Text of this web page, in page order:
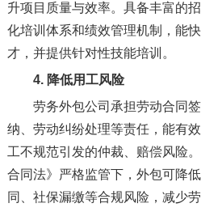
升项目质量与效率。具备丰富的
化培训体系和绩效管理机制，能
才，并提供针对性技能培训。
4. 降低用工风险
劳务外包公司承担劳动合同
纳、劳动纠纷处理等责任，能有
工不规范引发的仲裁、赔偿风险
合同法》严格监管下，外包可降
同、社保漏缴等合规风险，减少劳